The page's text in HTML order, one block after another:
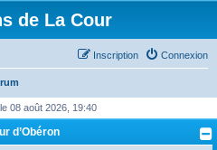
de La Cour
Connexion
Inscription
08 août 2026, 19:40
d’Obéron